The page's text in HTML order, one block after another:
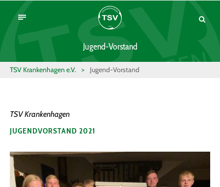
Jugend-Vorstand
TSV Krankenhagen e.V. > Jugend-Vorstand
TSV Krankenhagen
JUGENDVORSTAND 2021